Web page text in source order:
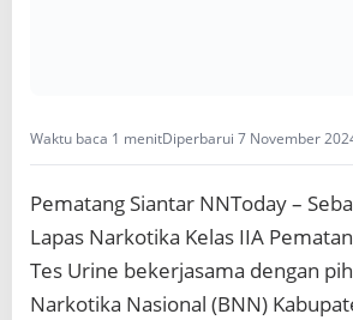
a
n
i
T
e
s
U
r
Waktu baca 1 menitDiperbarui 7 November
Pematang Siantar NNToday –
Lapas Narkotika Kelas IIA
Tes Urine bekerjasama dengan
Narkotika Nasional (BNN)